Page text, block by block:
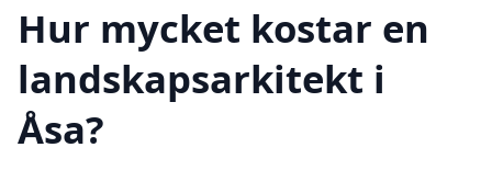
Hur mycket kostar en
landskapsarkitekt i
Åsa?